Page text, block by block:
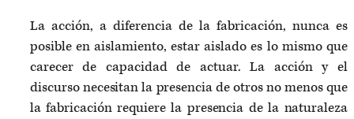
La acción, a diferencia de la fabricación, nunca es
posible en aislamiento, estar aislado es lo mismo que
carecer de capacidad de actuar. La acción y el
discurso necesitan la presencia de otros no menos que
la fabricación requiere la presencia de la naturaleza